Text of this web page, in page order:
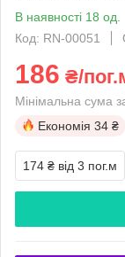
В наявності 18 од.
Код: RN-00051
186 ₴/
Мінімальна сума
Економія 34 ₴
174 ₴ від 3 пог.м